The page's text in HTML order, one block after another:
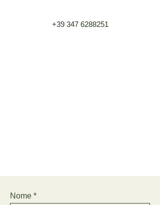
+39 347 6288251
Nome